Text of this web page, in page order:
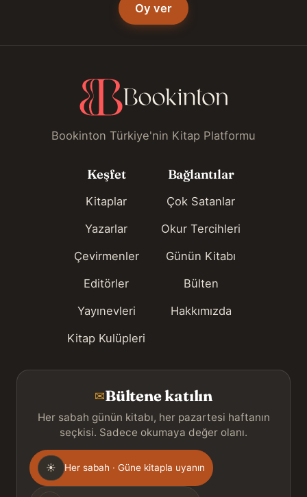
Oy ver
Bookinton Türkiye'nin Kitap Platformu
Keşfet
Kitaplar
Yazarlar
Çevirmenler
Editörler
Yayınevleri
Kitap Kulüpleri
Bağlantılar
Çok Satanlar
Okur Tercihleri
Günün Kitabı
Bülten
Hakkımızda
✉Bültene katılın
Her sabah günün kitabı, her pazartesi haftanın
seçkisi. Sadece okumaya değer olanı.
Gönderim
sıklığı
☀ Her sabah · Güne kitapla uyanın